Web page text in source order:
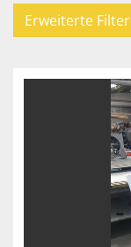
Erweiterte Filter